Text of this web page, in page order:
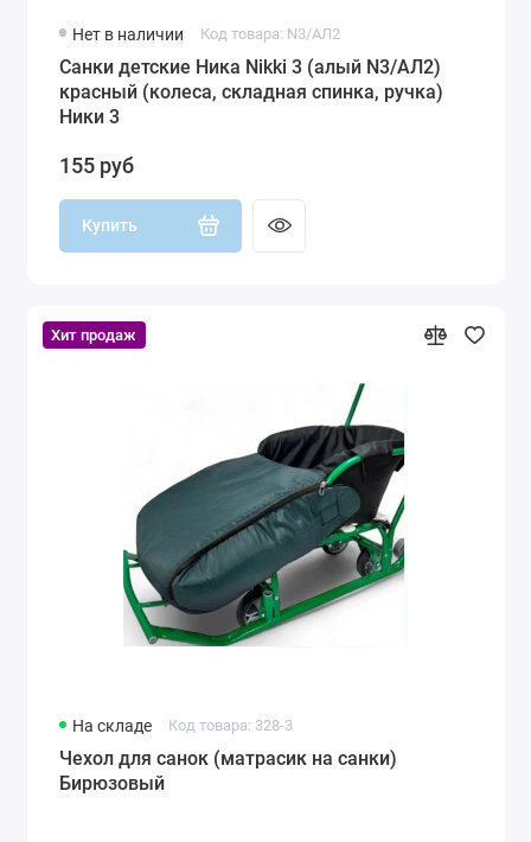
Нет в наличии Код товара: N3/АЛ2
Санки детские Ника Nikki 3 (алый N3/АЛ2)
красный (колеса, складная спинка, ручка)
Ники 3
155 руб
Купить
Хит продаж
На складе Код товара: 328-3
Чехол для санок (матрасик на санки)
Бирюзовый